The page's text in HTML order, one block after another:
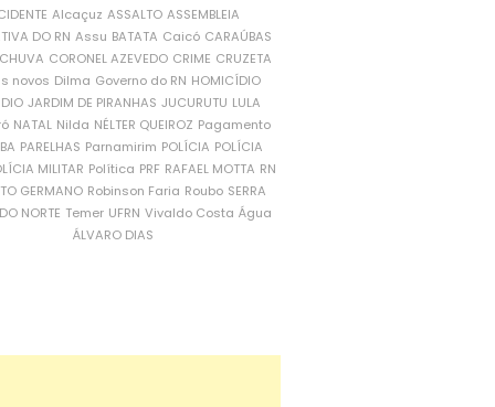
Alcaçuz ASSALTO ASSEMBLEIA
DO RN Assu BATATA Caicó CARAÚBAS
CORONEL AZEVEDO CRIME CRUZETA
novos Dilma Governo do RN HOMICÍDIO
JARDIM DE PIRANHAS JUCURUTU LULA
NATAL Nilda NÉLTER QUEIROZ Pagamento
PARELHAS Parnamirim POLÍCIA POLÍCIA
MILITAR Política PRF RAFAEL MOTTA RN
GERMANO Robinson Faria Roubo SERRA
NORTE Temer UFRN Vivaldo Costa Água
ÁLVARO DIAS